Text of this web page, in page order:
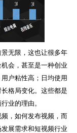
无限，这也让很多年
会，甚至是一种创业
户粘性高；日均使用
格局变化。这些都是
业的理由。
，如何发布视频，而
展需求和短视频行业